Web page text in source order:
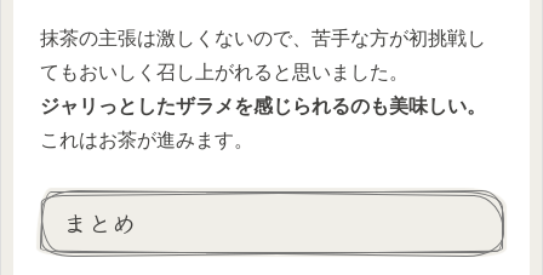
抹茶の主張は激しくないので、苦手な方が初挑戦し
てもおいしく召し上がれると思いました。
ジャリっとしたザラメを感じられるのも美味しい。
これはお茶が進みます。
まとめ